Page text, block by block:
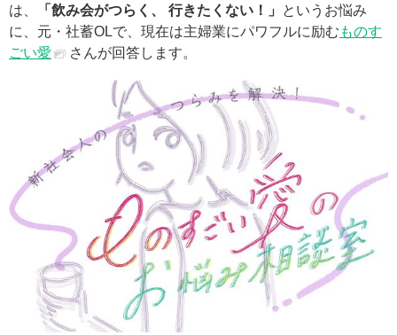
は、
「飲み会がつらく、 行きたくない！」
というお悩み
に、元・社蓄OLで、現在は主婦業にパワフルに励む ものす
ごい愛
さんが回答します。